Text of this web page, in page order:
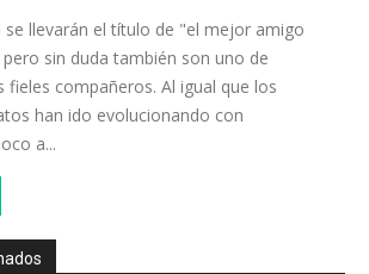
llevarán el título de "el mejor amigo
sin duda también son uno de
fieles compañeros. Al igual que los
han ido evolucionando con
a...